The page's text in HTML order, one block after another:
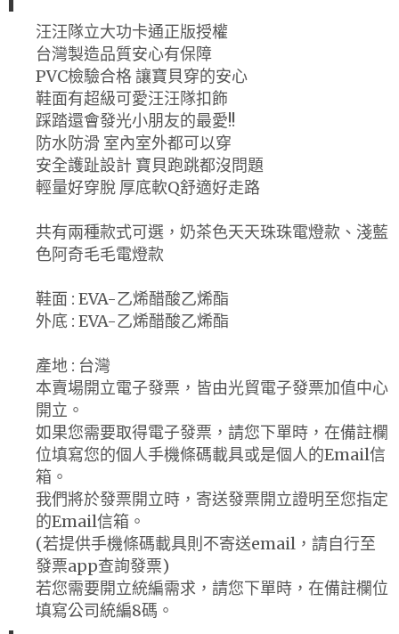
汪汪隊立大功卡通正版授權
台灣製造品質安心有保障
PVC檢驗合格 讓寶貝穿的安心
鞋面有超級可愛汪汪隊扣飾
踩踏還會發光小朋友的最愛!!
防水防滑 室內室外都可以穿
安全護趾設計 寶貝跑跳都沒問題
輕量好穿脫 厚底軟Q舒適好走路
共有兩種款式可選，奶茶色天天珠珠電燈款、淺藍
色阿奇毛毛電燈款
鞋面 : EVA-乙烯醋酸乙烯酯
外底 : EVA-乙烯醋酸乙烯酯
產地 : 台灣
本賣場開立電子發票，皆由光貿電子發票加值中心
開立。
如果您需要取得電子發票，請您下單時，在備註欄
位填寫您的個人手機條碼載具或是個人的Email信
箱。
我們將於發票開立時，寄送發票開立證明至您指定
的Email信箱。
(若提供手機條碼載具則不寄送email，請自行至
發票app查詢發票)
若您需要開立統編需求，請您下單時，在備註欄位
填寫公司統編8碼。